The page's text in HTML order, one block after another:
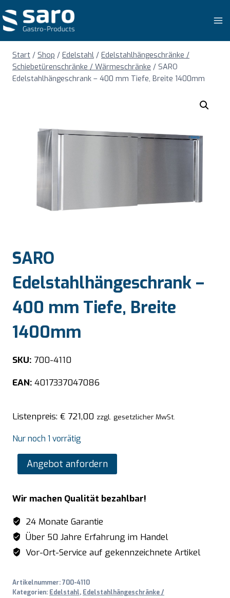
Inhalt
springen
Start / Shop / Edelstahl / Edelstahlhängeschränke /
Schiebetürenschränke / Wärmeschränke / SARO
Edelstahlhängeschrank – 400 mm Tiefe, Breite 1400mm
SARO
Edelstahlhängeschrank –
400 mm Tiefe, Breite
1400mm
SKU: 700-4110
EAN: 4017337047086
Listenpreis: € 721,00 zzgl. gesetzlicher MwSt.
Nur noch 1 vorrätig
SARO
Edelstahlhängeschrank
400
mm
Tiefe,
Breite
1400mm
Angebot anfordern
Wir machen Qualität bezahlbar!
24 Monate Garantie
Über 50 Jahre Erfahrung im Handel
Vor-Ort-Service auf gekennzeichnete Artikel
Artikelnummer:700-4110
Kategorien: Edelstahl, Edelstahlhängeschränke /